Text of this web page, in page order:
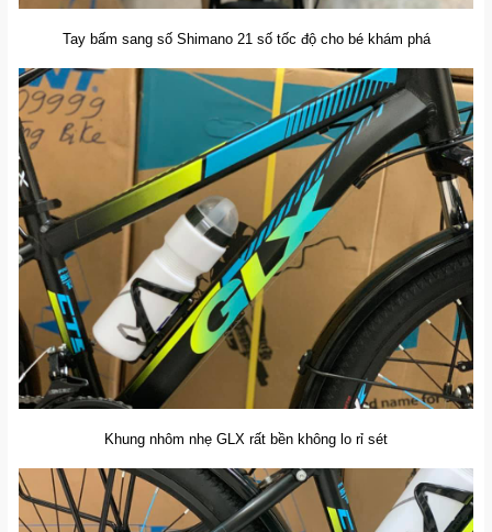
Tay bấm sang số Shimano 21 số tốc độ cho bé khám phá
Khung nhôm nhẹ GLX rất bền không lo rỉ sét